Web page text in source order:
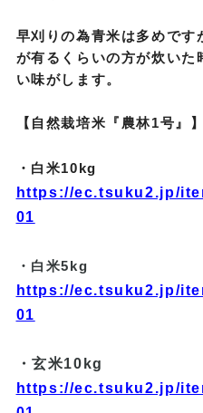
早刈りの為青米は多めです
が有るくらいの方が炊いた
い味がしま す。
【自然栽培米『農林1号』】
・白米10kg
https://ec.tsuku2.jp/
01
・白米5kg
https://ec.tsuku2.jp/
01
・玄米10kg
https://ec.tsuku2.jp/